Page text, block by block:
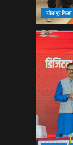
सोलापूर जिल्हा